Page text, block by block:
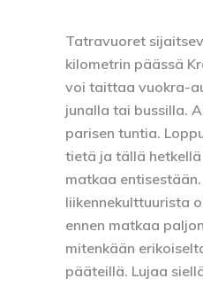
Tatravuoret
kilometrin päässä
voi taittaa vuokra-
junalla tai bussilla.
parisen tuntia.
tietä ja tällä
matkaa
liikennekulttuurista
ennen matkaa
mitenkään
pääteillä. Lujaa